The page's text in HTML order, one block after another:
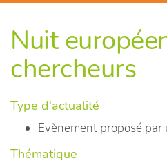
Nuit
chercheurs
Type d'actualité
Evènement proposé par
Thématique